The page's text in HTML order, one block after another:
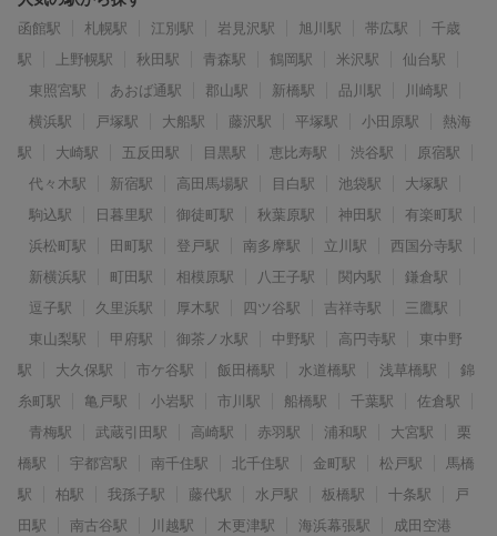
函館駅 札幌駅 江別駅 岩見沢駅 旭川駅 帯広駅
千歳
駅
上野幌駅 秋田駅 青森駅 鶴岡駅 米沢駅
仙台駅
東照宮駅
あおば通駅 郡山駅 新橋駅 品川駅
川崎駅
横浜駅
戸塚駅 大船駅 藤沢駅 平塚駅 小田原駅
熱海
駅
大崎駅 五反田駅 目黒駅 恵比寿駅 渋谷駅
原宿駅
代々木駅
新宿駅 高田馬場駅 目白駅 池袋駅
大塚駅
駒込駅
日暮里駅 御徒町駅 秋葉原駅 神田駅
有楽町駅
浜松町駅
田町駅 登戸駅 南多摩駅 立川駅
西国分寺駅
新横浜駅
町田駅 相模原駅 八王子駅 関内駅
鎌倉駅
逗子駅
久里浜駅 厚木駅 四ツ谷駅 吉祥寺駅
三鷹駅
東山梨駅
甲府駅 御茶ノ水駅 中野駅 高円寺駅
東中野
駅
大久保駅 市ケ谷駅 飯田橋駅 水道橋駅 浅草橋駅
錦
糸町駅
亀戸駅 小岩駅 市川駅 船橋駅 千葉駅
佐倉駅
青梅駅
武蔵引田駅 高崎駅 赤羽駅 浦和駅 大宮駅
栗
橋駅
宇都宮駅 南千住駅 北千住駅 金町駅 松戸駅
馬橋
駅
柏駅 我孫子駅 藤代駅 水戸駅 板橋駅 十条駅
戸
田駅
南古谷駅 川越駅 木更津駅 海浜幕張駅
成田空港